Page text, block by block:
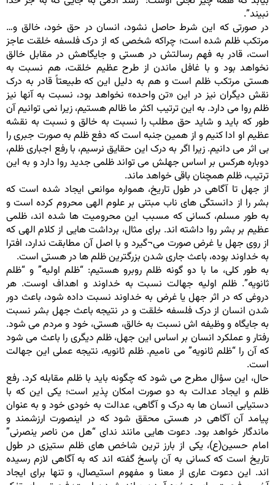
نبیند”.
در صورتی که این شرط حاصل نشود، انسان در حق خود، خالق و…
مرتکب ظلم شده است؛ چراکه شخصی که از درک فلسفه خلقت عاجز
است، قادر به فهم رسالتش در هستی و جایگاهش در مقابل خالق
نخواهد بود و با غافل ماندن از طرح عظیم خلقت، هم نسبت به
هستی مرتکب ظلم است و هم به دلیل این که طبیعتاً قادر به درک
نقش دیگران نیز در این «تن واحده» نخواهد بود، نسبت به آنها نیز
ظلم روا می دارد. به این ترتیب اکثر ما ظالم هستیم، زیرا نمی توانیم آن
طور که باید و شاید حق مطلب را نسبت به خالق و نسبت به نقشه
عظیم او ادا کنیم و از همین جنبه است که دفع ظلم به صورت جبری را
بی اثر می دانیم. زیرا اگر به درک این حقایق نرسیم، با رفع اجباری ظلم،
دوباره هرکس بر اساس جهلش می تواند ظلمی جدید روا دارد و به این
ترتیب، ظلم همچنان باقی خواهد ماند.
از جهل تا آگاهی در طول تاریخ، همواره موانعی ایجاد شده است که
بشر را از دانستگی های ناب مبتنی بر علوم الهی محروم کرده است و
به طور مسلم، کسانی که مسبب این محرومیت ها شده اند، ظلمی
عظیم بر بشر روا داشته اند. برای مثال، برداشت هایی از کلام الهی که
از روی جهل یا غرض صورت می¬گیرد و با اصل آن مطابقت ندارد، افترا
به خداوند بوده، باعث جاری شدن بزرگترین ظلم ها در هستی است.
به طور کلی، ما با دو گونه ظلم روبرو هستیم: “ظلم اولیه” و “ظلم
ثانویه”. ظلم اولیه جهالت نسبت به خداوند و اهداف اوست. هر
دروغی که در اثر جهل یا غرض به خداوند نسبت داده شود، باعث دور
شدن انسان از درک فلسفه خلقت و در نتیجه باعث جهل بشر نسبت
به جایگاه و وظیفه اش نسبت به خالق، هستی، خود و مردم می شود.
رفتار و عملکرد انسان بر اساس این جهل، ظلم دیگری را باعث می شود
که آن را “ظلم ثانویه” می نامیم. ظلم ثانویه، نتیجه عملی این جهالت
است.
حال، این سؤال مطرح می شود که چگونه باید با ظلم مقابله کرد. رفع
ظلم و ایجاد عدالت به دو صورت امکان پذیر است؛ یکی این که با
دستیابی انسان ها به درک و آگاهی، عدالت به خودی خود و به عنوان
پیامد آن آگاهی در هستی محقق شود که در اینصورت ارزشمند و
ماندگار خواهد بود. دعوت هایی مانند ندای “هل من ناصر ینصرنی”
امام حسین(ع)، یکی از بارز ترین شاخص های ظلم ستیزی در طول
تاریخ است که کسانی به آن پاسخ گفته اند که به آگاهی لازم رسیده
اند. این دعوت عاری از معنا و مفهوم استیصال، و تنها برای ایجاد